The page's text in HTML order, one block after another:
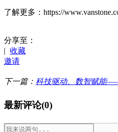
了解更多：https://
分享至：
| 收藏
邀请
下一篇： 科技驱动、数智赋能
最新评论(0)